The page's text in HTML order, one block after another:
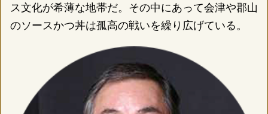
ス文化が希薄な地帯だ。その中にあって会津や郡山
のソースかつ丼は孤高の戦いを繰り広げている。